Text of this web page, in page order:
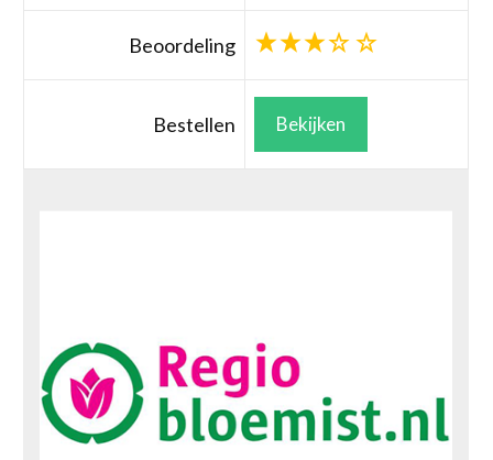
Beoordeling
Bestellen Bekijken